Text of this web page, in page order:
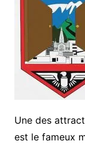
Une des
est le fameux